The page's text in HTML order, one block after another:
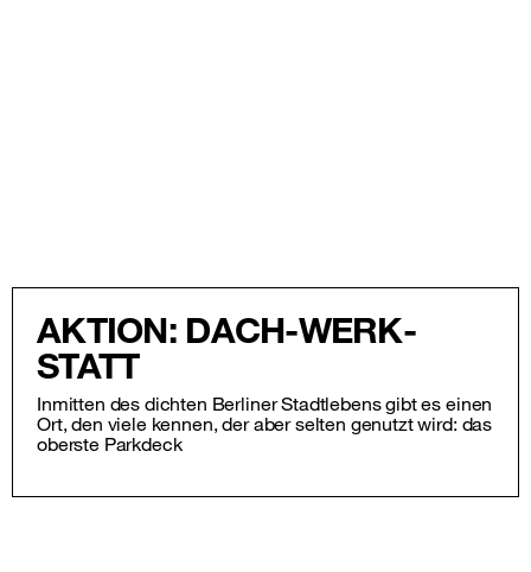
AKTION: DACH-WERK-
STATT
Inmitten des dichten Berliner Stadtlebens gibt es einen
Ort, den viele kennen, der aber selten genutzt wird: das
oberste Parkdeck